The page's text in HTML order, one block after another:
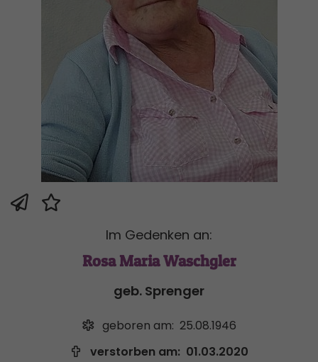
Im Gedenken an:
Rosa Maria Waschgler
geb. Sprenger
geboren am: 25.08.1946
verstorben am: 01.03.2020